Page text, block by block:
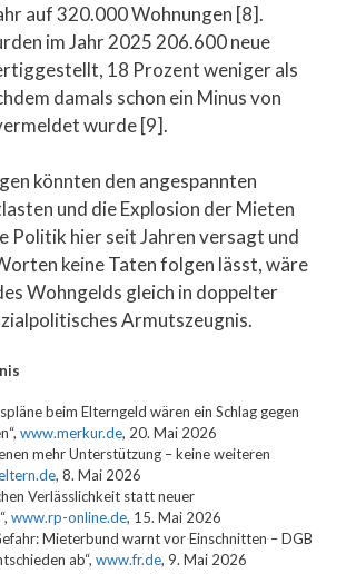
auf 320.000 Wohnungen [8].
im Jahr 2025 206.600 neue
18 Prozent weniger als
damals schon ein Minus von
wurde [9].
könnten den angespannten
und die Explosion der Mieten
Politik hier seit Jahren versagt und
keine Taten folgen lässt, wäre
Wohngelds gleich in doppelter
Armutszeugnis.
beim Elterngeld wären ein Schlag gegen
www.merkur.de, 20. Mai 2026
mehr Unterstützung – keine weiteren
, 8. Mai 2026
Verlässlichkeit statt neuer
www.rp-online.de, 15. Mai 2026
Mieterbund warnt vor Einschnitten – DGB
ab“, www.fr.de, 9. Mai 2026